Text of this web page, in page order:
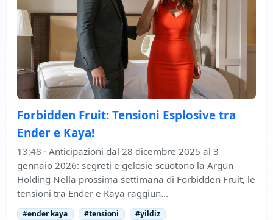
Forbidden Fruit: Tensioni Esplosive tra
Ender e Kaya!
13:48 · Anticipazioni dal 28 dicembre 2025 al 3
gennaio 2026: segreti e gelosie scuotono la Argun
Holding Nella prossima settimana di Forbidden Fruit, le
tensioni tra Ender e Kaya raggiun…
#ender kaya #tensioni #yildiz